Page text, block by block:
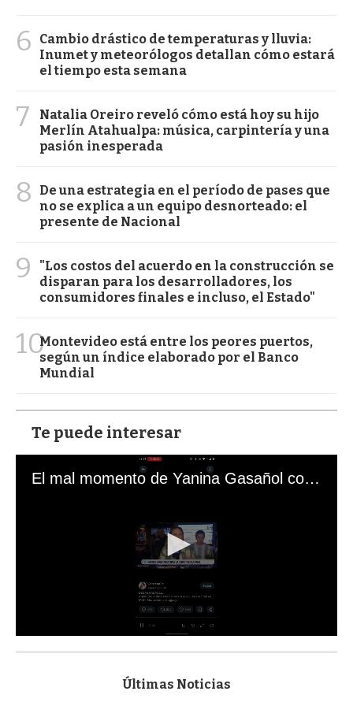
6
Cambio drástico de temperaturas y lluvia:
Inumet y meteorólogos detallan cómo estará
el tiempo esta semana
7
Natalia Oreiro reveló cómo está hoy su hijo
Merlín Atahualpa: música, carpintería y una
pasión inesperada
8
De una estrategia en el período de pases que
no se explica a un equipo desnorteado: el
presente de Nacional
9
"Los costos del acuerdo en la construcción se
disparan para los desarrolladores, los
consumidores finales e incluso, el Estado"
10Montevideo está entre los peores puertos,
según un índice elaborado por el Banco
Mundial
Te puede interesar
El mal momento de Yanina Gasañol con un hincha argentino en "Subrayado"
s
Últimas Noticias